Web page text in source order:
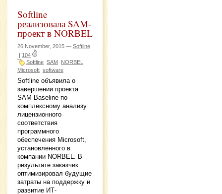
Softline
реализовала SAM-
проект в NORBEL
26 November, 2015 — Softline
| 104
Softline SAM NORBEL
Microsoft software
Softline объявила о
завершении проекта
SAM Baseline по
комплексному анализу
лицензионного
соответствия
программного
обеспечения Microsoft,
установленного в
компании NORBEL. В
результате заказчик
оптимизировал будущие
затраты на поддержку и
развитие ИТ-